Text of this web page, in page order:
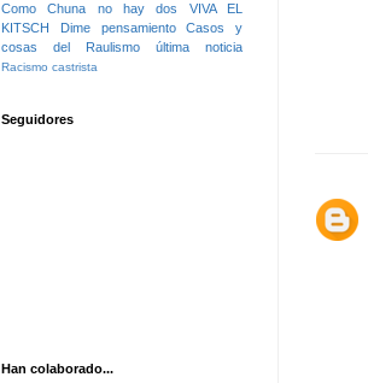
Como Chuna no hay dos
VIVA EL
KITSCH
Dime pensamiento
Casos y
cosas del Raulismo
última noticia
Racismo castrista
Seguidores
Han colaborado...